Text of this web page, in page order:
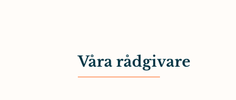
Våra rådgivare